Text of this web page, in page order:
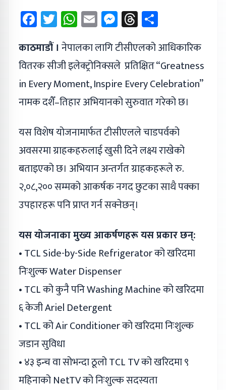
Facebook
Twitter
WhatsApp
EmailMessenger
Threads
काठमाडौं । नेपालका लागि टीसीएलको आधिकारिक
वितरक सीजी इलेक्ट्रोनिक्सले प्रतिक्षित “Greatness
in Every Moment, Inspire Every Celebration”
नामक दशैँ–तिहार अभियानको सुरुवात गरेको छ।
यस विशेष योजनामार्फत टीसीएलले चाडपर्वको
अवसरमा ग्राहकहरुलाई खुसी दिने लक्ष्य राखेको
बताइएको छ। अभियान अन्तर्गत ग्राहकहरूले रु.
२,०८,२०० सम्मको आकर्षक नगद छुटका साथै पक्का
उपहारहरू पनि प्राप्त गर्न सक्नेछन्।
यस योजनाका मुख्य आकर्षणहरू यस प्रकार छन्:
• TCL Side-by-Side Refrigerator को खरिदमा
निःशुल्क Water Dispenser
• TCL को कुनै पनि Washing Machine को खरिदमा
६ केजी Ariel Detergent
• TCL को Air Conditioner को खरिदमा निःशुल्क
जडान सुविधा
• ४३ इन्च वा सोभन्दा ठूलो TCL TV को खरिदमा ९
महिनाको NetTV को निःशुल्क सदस्यता